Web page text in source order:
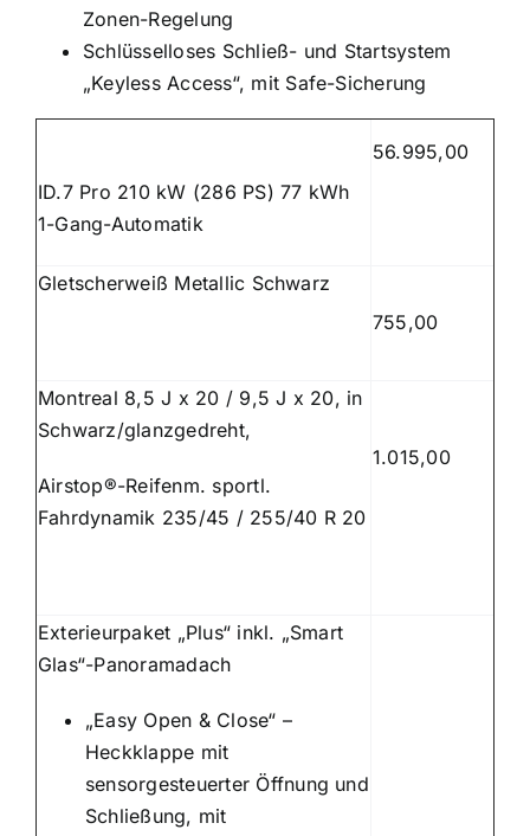
Zonen-Regelung
Schlüsselloses Schließ- und Startsystem
„Keyless Access“, mit Safe-Sicherung
ID.7 Pro 210 kW (286 PS) 77 kWh
1-Gang-Automatik
56.995,00
Gletscherweiß Metallic Schwarz
755,00
Montreal 8,5 J x 20 / 9,5 J x 20, in
Schwarz/glanzgedreht,
Airstop®-Reifenm. sportl.
Fahrdynamik 235/45 / 255/40 R 20
1.015,00
Exterieurpaket „Plus“ inkl. „Smart
Glas“-Panoramadach
„Easy Open & Close“ –
Heckklappe mit
sensorgesteuerter Öffnung und
Schließung, mit